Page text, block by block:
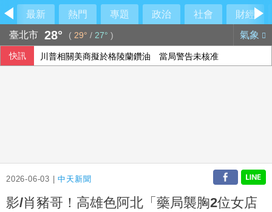
最新 熱門 專題 政治 社會
財經
臺北市 28° ( 29° / 27° ) 氣象
快訊 川普相關美商擬於格陵蘭鑽油 當局警告未核准
2026-06-03 |中天新聞
影/肖豬哥！高雄色阿北「藥局襲胸2位女店